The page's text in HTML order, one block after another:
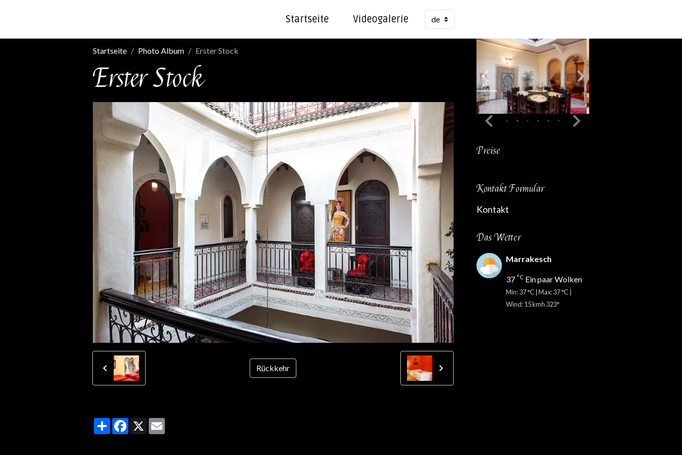
Startseite Videogalerie
Startseite Photo Album Erster Stock
Erster Stock
Rückkehr
PartagerFacebook
X
Preise
Kontakt Formular
Kontakt
Das Wetter
Marrakesch
37 °C Ein paar Wolken
Min: 37 °C | Max: 37 °C |
Wind: 15 kmh 323°